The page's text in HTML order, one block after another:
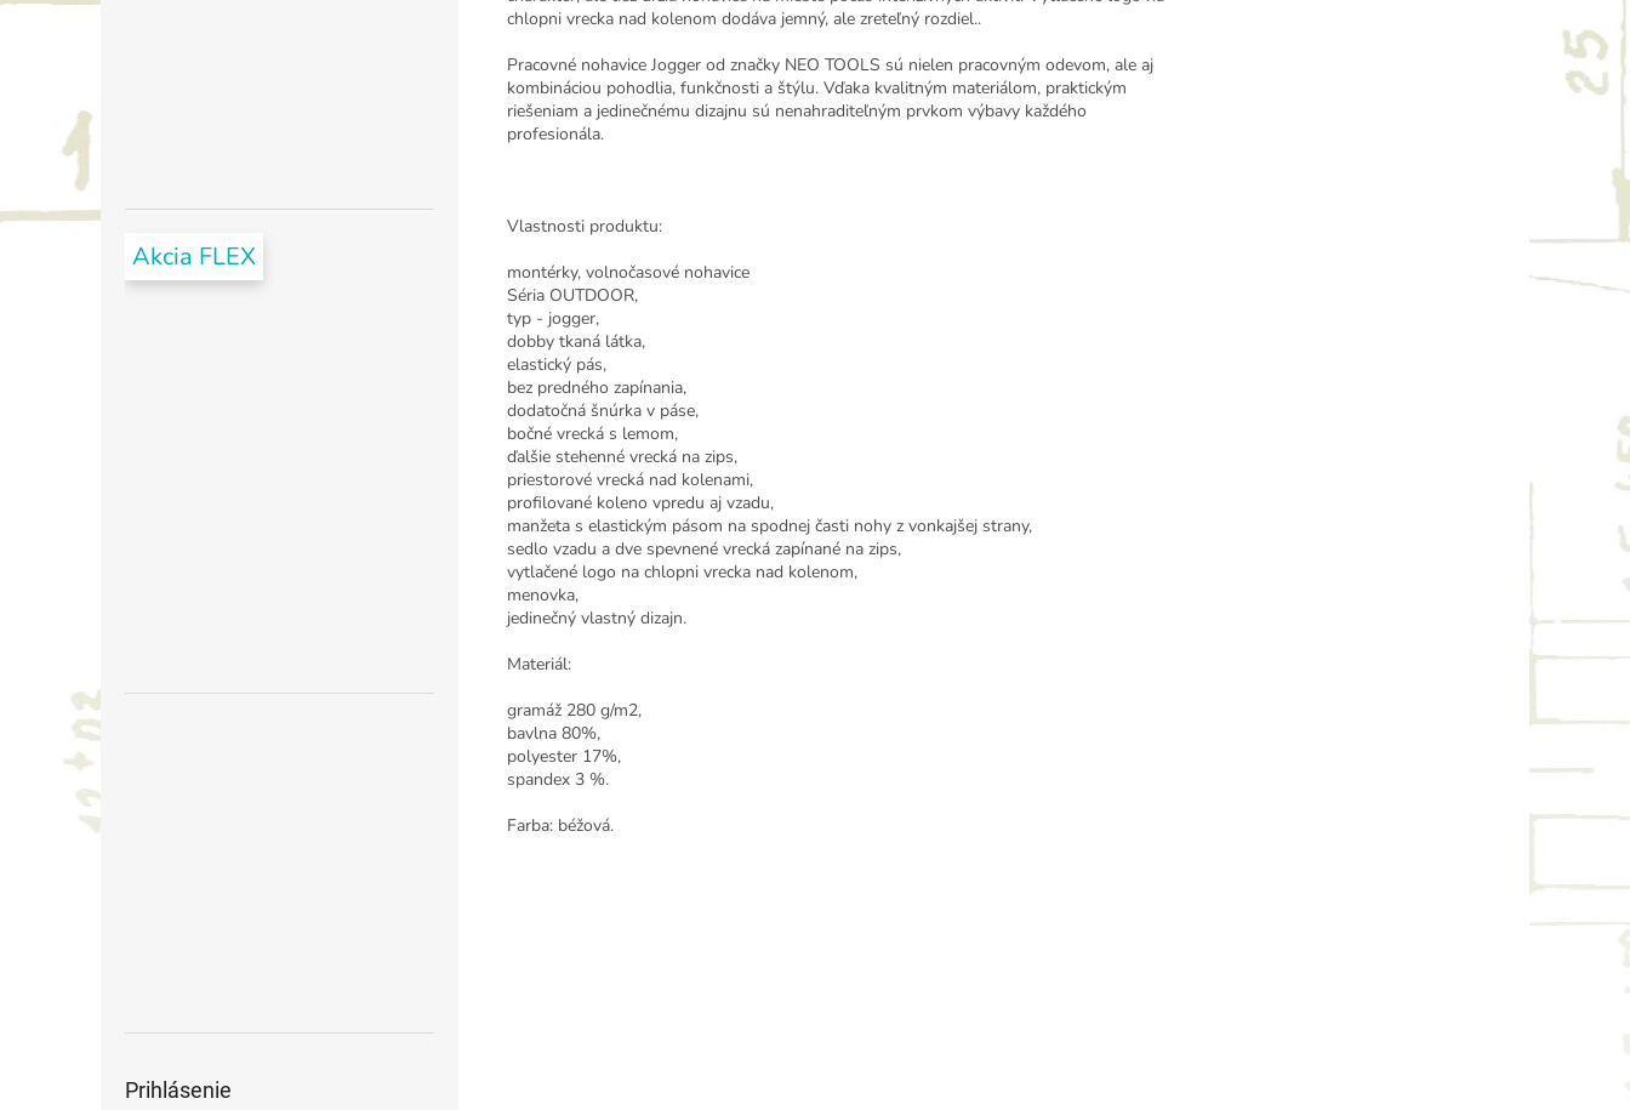
Akcia FLEX
Prihlásenie
chlopni vrecka nad kolenom dodáva jemný, ale zreteľný rozdiel..
Pracovné nohavice Jogger od značky NEO TOOLS sú nielen pracovným odevom, ale aj
kombináciou pohodlia, funkčnosti a štýlu. Vďaka kvalitným materiálom, praktickým
riešeniam a jedinečnému dizajnu sú nenahraditeľným prvkom výbavy každého
profesionála.
Vlastnosti produktu:
montérky, volnočasové nohavice
Séria OUTDOOR,
typ - jogger,
dobby tkaná látka,
elastický pás,
bez predného zapínania,
dodatočná šnúrka v páse,
bočné vrecká s lemom,
ďalšie stehenné vrecká na zips,
priestorové vrecká nad kolenami,
profilované koleno vpredu aj vzadu,
manžeta s elastickým pásom na spodnej časti nohy z vonkajšej strany,
sedlo vzadu a dve spevnené vrecká zapínané na zips,
vytlačené logo na chlopni vrecka nad kolenom,
menovka,
jedinečný vlastný dizajn.
Materiál:
gramáž 280 g/m2,
bavlna 80%,
polyester 17%,
spandex 3 %.
Farba: béžová.